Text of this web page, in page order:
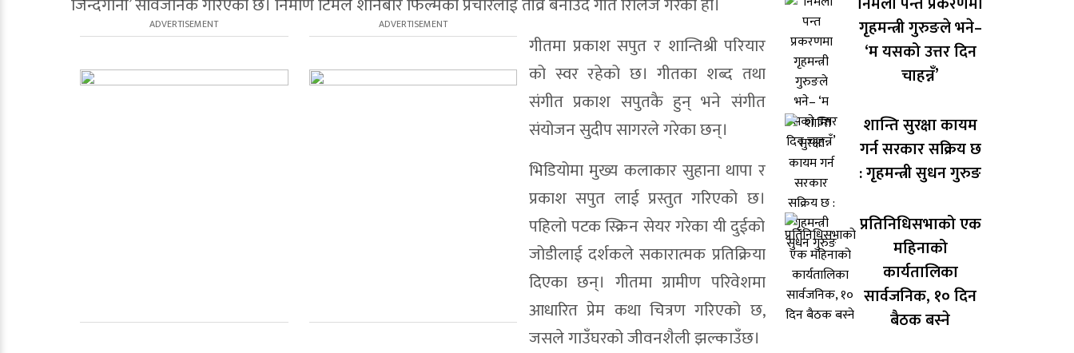
गीतमा प्रकाश सपुत र शान्तिश्री परियार
को स्वर रहेको छ। गीतका शब्द तथा
संगीत प्रकाश सपुतकै हुन् भने संगीत
संयोजन सुदीप सागरले गरेका छन्।
भिडियोमा मुख्य कलाकार सुहाना थापा र
प्रकाश सपुत लाई प्रस्तुत गरिएको छ।
पहिलो पटक स्क्रिन सेयर गरेका यी दुईको
जोडीलाई दर्शकले सकारात्मक प्रतिक्रिया
दिएका छन्। गीतमा ग्रामीण परिवेशमा
आधारित प्रेम कथा चित्रण गरिएको छ,
जसले गाउँघरको जीवनशैली झल्काउँछ।
गृहमन्त्री गुरुङले भने–
‘म यसको उत्तर दिन
चाहन्नँ’
शान्ति सुरक्षा कायम
गर्न सरकार सक्रिय छ
: गृहमन्त्री सुधन गुरुङ
प्रतिनिधिसभाको एक
महिनाको
कार्यतालिका
सार्वजनिक, १० दिन
बैठक बस्ने